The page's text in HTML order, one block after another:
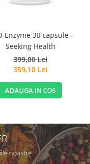
Enzyme 30 capsule -
Seeking Health
399,00 Lei
359,10 Lei
ADAUGA IN COS
noastre